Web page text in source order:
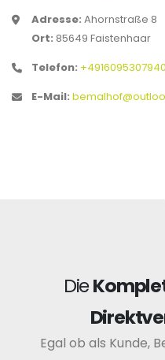
Adresse: Ahornstraße 8
Ort: 85649 Faistenhaar
Telefon: +4916095307940
E-Mail:
Die
Egal ob als Kunde,